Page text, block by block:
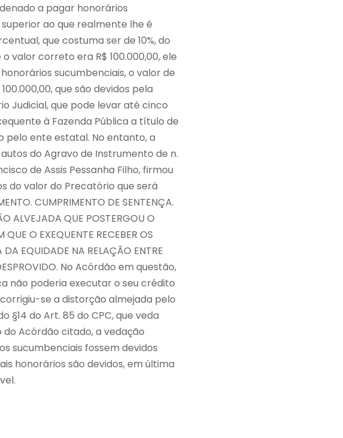
a pagar honorários
ao que realmente lhe é
que costuma ser de 10%, do
valor correto era R$ 100.000,00, ele
sucumbenciais, o valor de
que são devidos pela
Judicial, que pode levar até cinco
à Fazenda Pública a título de
pelo ente estatal. No entanto, a
do Agravo de Instrumento de n.
de Assis Pessanha Filho, firmou
do valor do Precatório que será
CUMPRIMENTO DE SENTENÇA.
ALVEJADA QUE POSTERGOU O
O EXEQUENTE RECEBER OS
EQUIDADE NA RELAÇÃO ENTRE
DESPROVIDO. No Acórdão em questão,
não poderia executar o seu crédito
se a distorção almejada pelo
do Art. 85 do CPC, que veda
Acórdão citado, a vedação
sucumbenciais fossem devidos
honorários são devidos, em última